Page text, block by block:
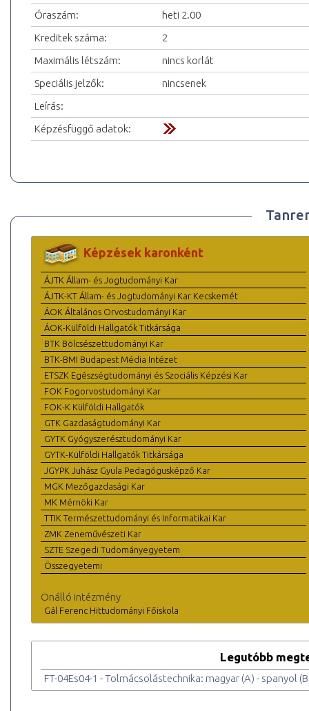
Óraszám:
heti 2.00
Kreditek száma:
2
Maximális létszám:
nincs korlát
Speciális jelzők:
nincsenek
Leírás:
Képzésfüggő adatok:
Képzések karonként
ÁJTK Állam- és Jogtudományi Kar
ÁJTK-KT Állam- és Jogtudományi Kar Kecskemét
ÁOK Általános Orvostudományi Kar
ÁOK-Külföldi Hallgatók Titkársága
BTK Bölcsészettudományi Kar
BTK-BMI Budapest Média Intézet
ETSZK Egészségtudományi és Szociális Képzési Kar
FOK Fogorvostudományi Kar
FOK-K Külföldi Hallgatók
GTK Gazdaságtudományi Kar
GYTK Gyógyszerésztudományi Kar
GYTK-Külföldi Hallgatók Titkársága
JGYPK Juhász Gyula Pedagógusképző Kar
MGK Mezőgazdasági Kar
MK Mérnöki Kar
TTIK Természettudományi és Informatikai Kar
ZMK Zeneművészeti Kar
SZTE Szegedi Tudományegyetem
Összegyetemi
Önálló intézmény
Gál Ferenc Hittudományi Főiskola
Legutóbb
FT-04Es04-1 - Tolmácsolástechnika: magyar (A) - spanyol